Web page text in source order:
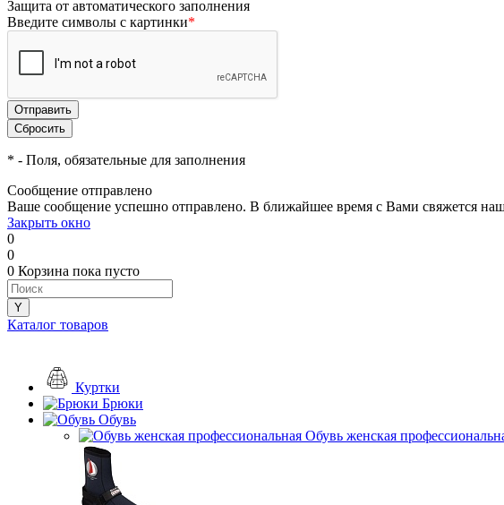
Защита от автоматического заполнения
Введите символы с картинки*
* - Поля, обязательные для заполнения
Сообщение отправлено
Ваше сообщение успешно отправлено. В ближайшее время с Вами свяжется
Закрыть окно
0
0
0 Корзина пока пусто
Каталог товаров
Куртки
Брюки
Обувь
Обувь женская